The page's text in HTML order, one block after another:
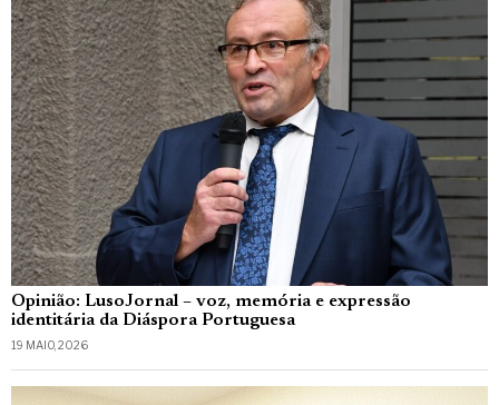
Opinião: LusoJornal – voz, memória e expressão
identitária da Diáspora Portuguesa
19 MAIO, 2026